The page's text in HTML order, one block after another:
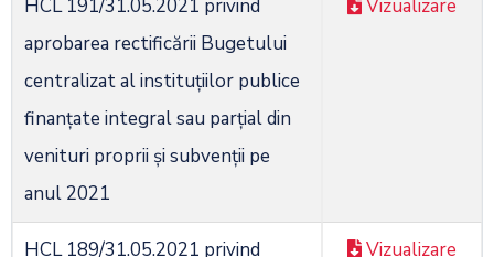
HCL 191/31.05.2021 privind
aprobarea rectificării Bugetului
centralizat al instituţiilor publice
finanţate integral sau parţial din
venituri proprii şi subvenţii pe
anul 2021
Vizualizare
HCL 189/31.05.2021 privind
Vizualizare